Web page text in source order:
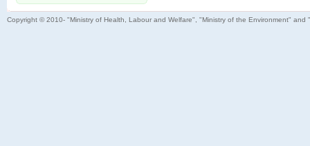
Copyright © 2010- "Ministry of Health, Labour and Welfare", "Ministry of the Environment"